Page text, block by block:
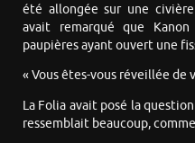
été allongée sur une
avait remarqué que
paupières ayant ouvert une
« Vous êtes-vous réveillée de
La Folia avait posé la
ressemblait beaucoup,